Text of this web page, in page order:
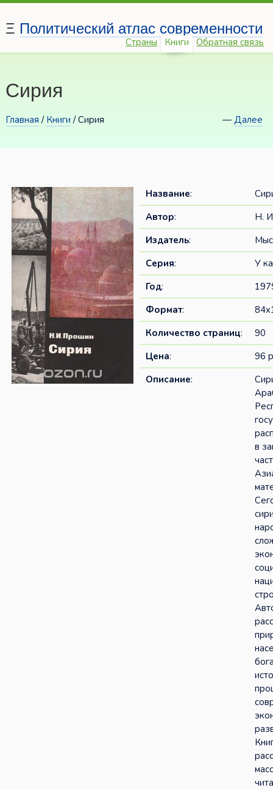
Ξ Политический атлас современности
Страны Книги Обратная связь
Сирия
Главная / —Далее
Книги / Сирия
Название:
Автор:
Н.
Издатель:
Серия:
У
Год:
Формат:
Количество страниц:
90
Цена:
96
Описание:
в